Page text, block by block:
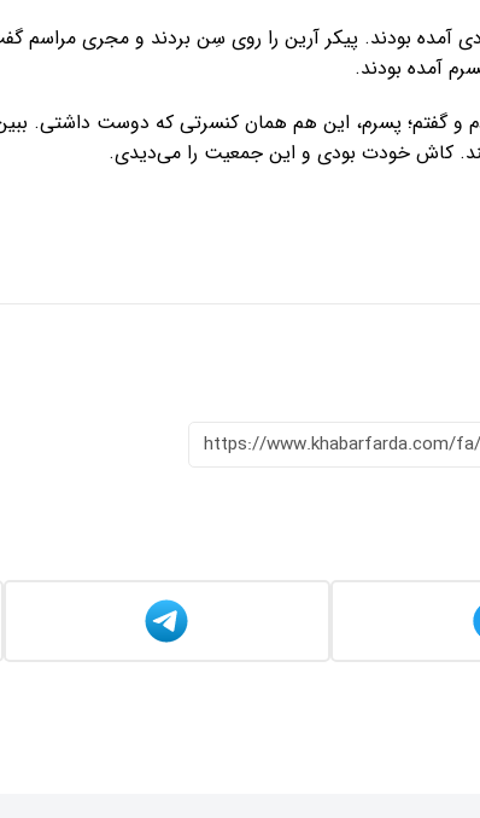
آمده بودند. پیکر آرین را روی سِن بردند و مجری مراسم
و گفتم؛ پسرم، این هم همان کنسرتی که دوست داشتی. ببین
کاش خودت بودی و این جمعیت را می‌دیدی.
https://www.khabarfarda.com/